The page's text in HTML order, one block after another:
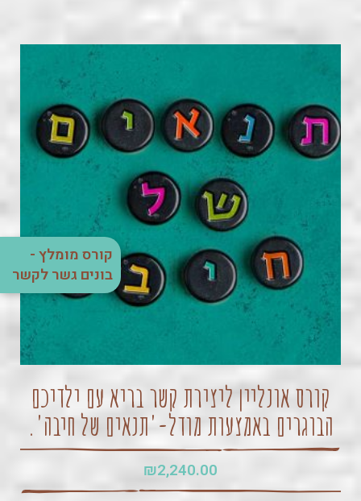
קורס מומלץ -
בונים גשר לקשר
קורס אונליין ליצירת קשר בריא עם ילדיכם
הבוגרים באמצעות מודל-'תנאים של חיבה'.
₪2,240.00